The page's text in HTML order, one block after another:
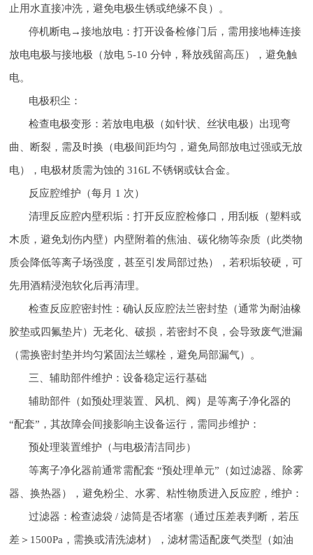
止用水直接冲洗，避免电极生锈或绝缘不良）。
停机断电→接地放电：打开设备检修门后，需用接地棒连接
放电电极与接地极（放电 5-10 分钟，释放残留高压），避免触
电。
电极积尘：
检查电极变形：若放电电极（如针状、丝状电极）出现弯
曲、断裂，需及时换（电极间距均匀，避免局部放电过强或无放
电），电极材质需为蚀的 316L 不锈钢或钛合金。
反应腔维护（每月 1 次）
清理反应腔内壁积垢：打开反应腔检修口，用刮板（塑料或
木质，避免划伤内壁）内壁附着的焦油、碳化物等杂质（此类物
质会降低等离子场强度，甚至引发局部过热），若积垢较硬，可
先用酒精浸泡软化后再清理。
检查反应腔密封性：确认反应腔法兰密封垫（通常为耐油橡
胶垫或四氟垫片）无老化、破损，若密封不良，会导致废气泄漏
（需换密封垫并均匀紧固法兰螺栓，避免局部漏气）。
三、辅助部件维护：设备稳定运行基础
辅助部件（如预处理装置、风机、阀）是等离子净化器的
“配套”，其故障会间接影响主设备运行，需同步维护：
预处理装置维护（与电极清洁同步）
等离子净化器前通常需配套 “预处理单元”（如过滤器、除雾
器、换热器），避免粉尘、水雾、粘性物质进入反应腔，维护：
过滤器：检查滤袋 / 滤筒是否堵塞（通过压差表判断，若压
差＞1500Pa，需换或清洗滤材），滤材需适配废气类型（如油